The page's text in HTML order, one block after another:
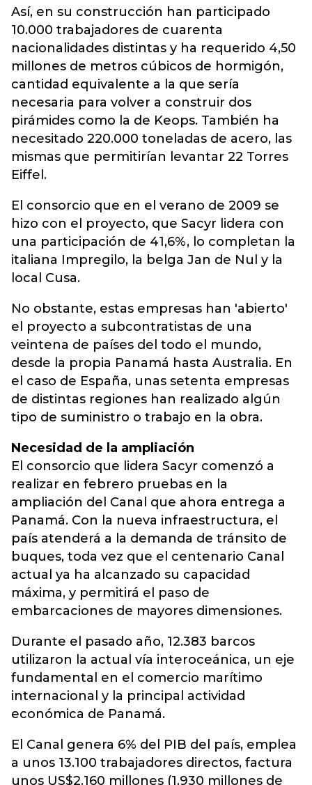
Así, en su construcción han participado
10.000 trabajadores de cuarenta
nacionalidades distintas y ha requerido 4,50
millones de metros cúbicos de hormigón,
cantidad equivalente a la que sería
necesaria para volver a construir dos
pirámides como la de Keops. También ha
necesitado 220.000 toneladas de acero, las
mismas que permitirían levantar 22 Torres
Eiffel.
El consorcio que en el verano de 2009 se
hizo con el proyecto, que Sacyr lidera con
una participación de 41,6%, lo completan la
italiana Impregilo, la belga Jan de Nul y la
local Cusa.
No obstante, estas empresas han 'abierto'
el proyecto a subcontratistas de una
veintena de países del todo el mundo,
desde la propia Panamá hasta Australia. En
el caso de España, unas setenta empresas
de distintas regiones han realizado algún
tipo de suministro o trabajo en la obra.
Necesidad de la ampliación
El consorcio que lidera Sacyr comenzó a
realizar en febrero pruebas en la
ampliación del Canal que ahora entrega a
Panamá. Con la nueva infraestructura, el
país atenderá a la demanda de tránsito de
buques, toda vez que el centenario Canal
actual ya ha alcanzado su capacidad
máxima, y permitirá el paso de
embarcaciones de mayores dimensiones.
Durante el pasado año, 12.383 barcos
utilizaron la actual vía interoceánica, un eje
fundamental en el comercio marítimo
internacional y la principal actividad
económica de Panamá.
El Canal genera 6% del PIB del país, emplea
a unos 13.100 trabajadores directos, factura
unos US$2.160 millones (1.930 millones de